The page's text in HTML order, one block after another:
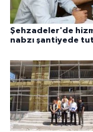
Şehzadeler'de
nabzı şantiyede